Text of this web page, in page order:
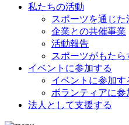
私たちの活動
スポーツを通じた
企業との共催事業
活動報告
スポーツがもたら
イベントに参加する
イベントに参加す
ボランティアに参
法人として支援する